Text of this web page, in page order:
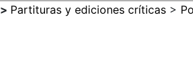
> Partituras y ediciones críticas >